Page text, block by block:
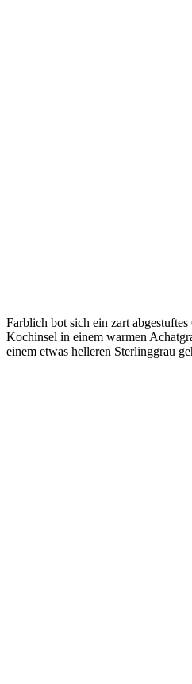
Farblich bot sich ein zart
Kochinsel in einem warmen
einem etwas helleren Sterlinggrau